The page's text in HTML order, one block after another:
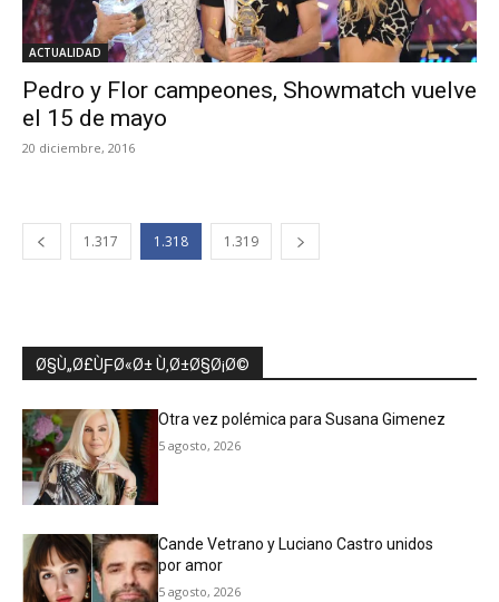
ACTUALIDAD
Pedro y Flor campeones, Showmatch vuelve
el 15 de mayo
20 diciembre, 2016
1.317 1.318 1.319
Ø§Ù„Ø£ÙƑØ«Ø± Ù‚Ø±Ø§Ø¡Ø©
Otra vez polémica para Susana Gimenez
5 agosto, 2026
Cande Vetrano y Luciano Castro unidos
por amor
5 agosto, 2026